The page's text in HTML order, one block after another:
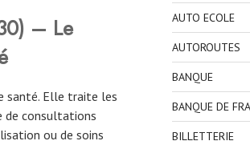
– Le
santé. Elle traite les
de consultations
ou de soins
AUTO ECOLE
AUTOROUTES
BANQUE
BANQUE DE
BILLETTERIE